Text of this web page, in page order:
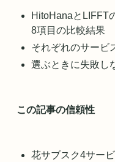
HitoHanaとLIFFT
8項目の比較結果
それぞれのサービ
選ぶときに失敗し
この記事の信頼性
花サブスク4サー